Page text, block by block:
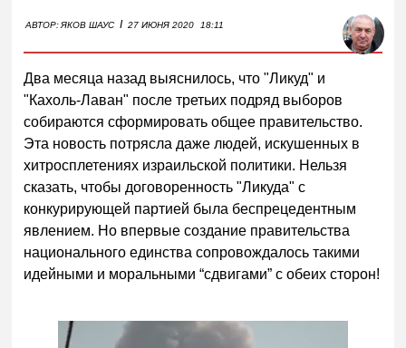
АВТОР:ЯКОВ ШАУС I 27 ИЮНЯ 2020 18:11
Два месяца назад выяснилось, что "Ликуд" и
"Кахоль-Лаван" после третьих подряд выборов
собираются сформировать общее правительство.
Эта новость потрясла даже людей, искушенных в
хитросплетениях израильской политики. Нельзя
сказать, чтобы договоренность "Ликуда" с
конкурирующей партией была беспрецедентным
явлением. Но впервые создание правительства
национального единства сопровождалось такими
идейными и моральными “сдвигами” с обеих сторон!